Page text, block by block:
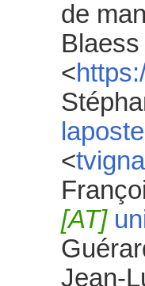
de
Blaess
<
<
[AT]
Jean-